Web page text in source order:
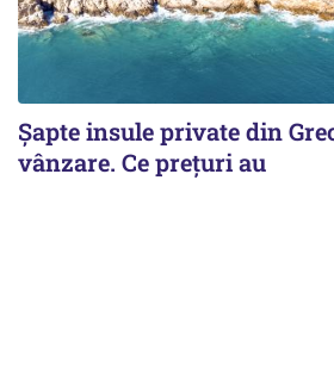
Șapte insule private din
vânzare. Ce prețuri au